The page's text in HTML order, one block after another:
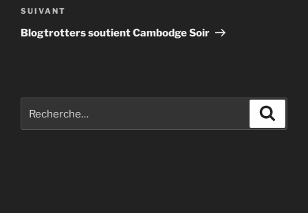
Article
suivant
SUIVANT
Blogtrotters soutient Cambodge Soir
pour